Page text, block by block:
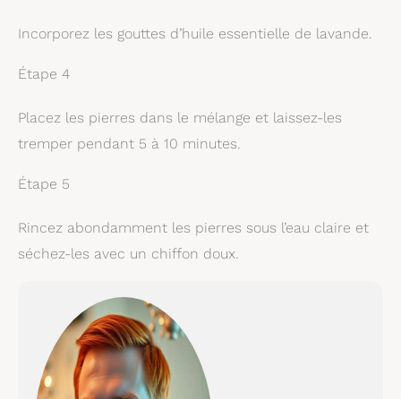
Incorporez les gouttes d’huile essentielle de lavande.
Étape 4
Placez les pierres dans le mélange et laissez-les
tremper pendant 5 à 10 minutes.
Étape 5
Rincez abondamment les pierres sous l’eau claire et
séchez-les avec un chiffon doux.